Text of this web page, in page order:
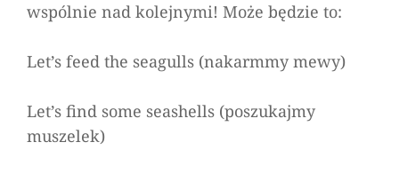
wspólnie nad kolejnymi! Może będzie to:
Let’s feed the seagulls (nakarmmy mewy)
Let’s find some seashells (poszukajmy
muszelek)